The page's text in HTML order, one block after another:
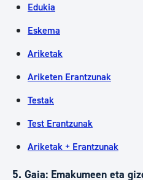
Edukia
Eskema
Ariketak
Ariketen Erantzunak
Testak
Test Erantzunak
Ariketak + Erantzunak
5. Gaia: Emakumeen eta